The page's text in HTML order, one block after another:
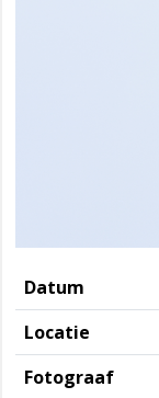
Datum
Locatie
Fotograaf